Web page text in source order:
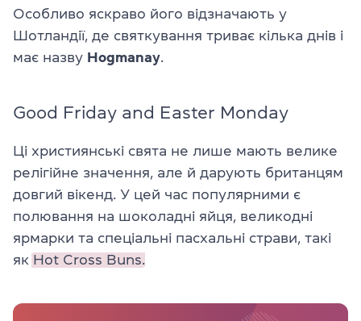
Особливо яскраво його відзначають у
Шотландії, де святкування триває кілька днів і
має назву Hogmanay
Good Friday and Easter Monday
Ці християнські свята не лише мають велике
релігійне значення, але й дарують британцям
довгий вікенд. У цей час популярними є
полювання на шоколадні яйця, великодні
ярмарки та спеціальні пасхальні страви, такі
як Hot Cross Buns.